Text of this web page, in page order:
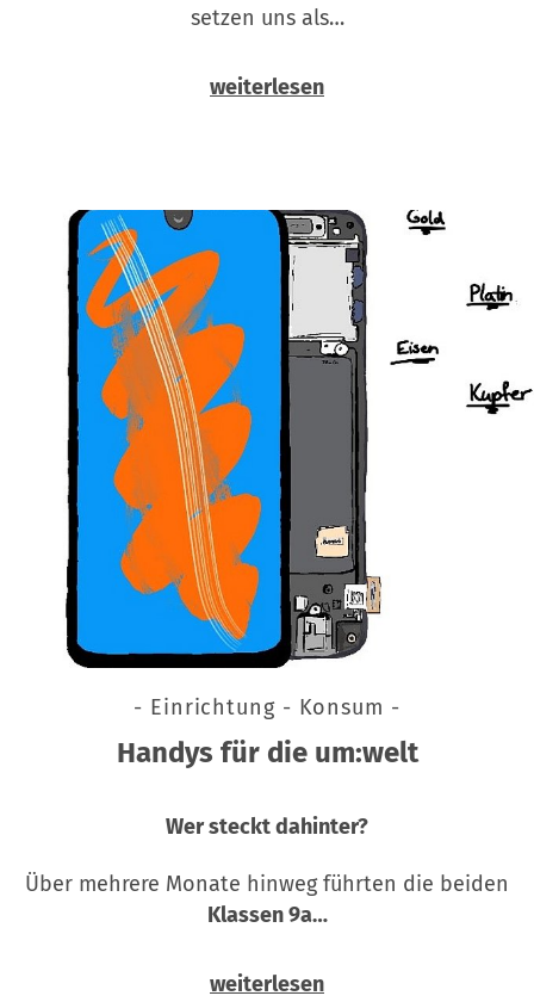
setzen uns als…
weiterlesen
- Einrichtung - Konsum -
Handys für die um:welt
Wer steckt dahinter?
Über mehrere Monate hinweg führten die beiden
Klassen 9a…
weiterlesen